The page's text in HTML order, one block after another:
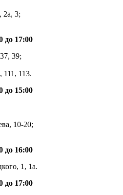
2а, 3;
до 17:00
39;
111, 113.
до 15:00
10-20;
до 16:00
1, 1а.
до 17:00